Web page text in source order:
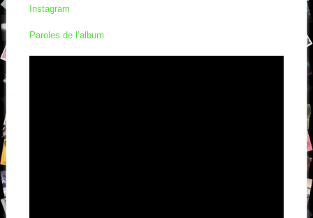
Instagram
Paroles de l’album